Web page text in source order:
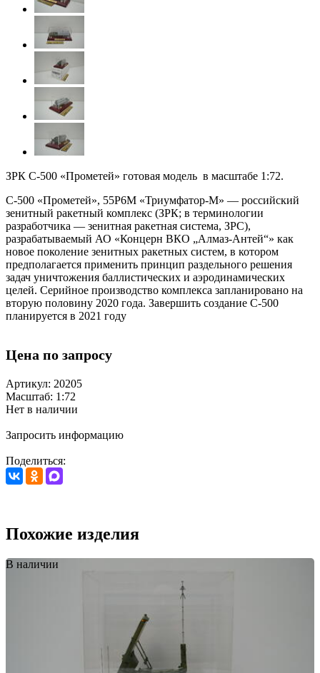
ЗРК С-500 «Прометей» готовая модель в масштабе 1:72.
С-500 «Прометей», 55Р6М «Триумфатор-М» — российский
зенитный ракетный комплекс (ЗРК; в терминологии
разработчика — зенитная ракетная система, ЗРС),
разрабатываемый АО «Концерн ВКО „Алмаз-Антей“» как
новое поколение зенитных ракетных систем, в котором
предполагается применить принцип раздельного решения
задач уничтожения баллистических и аэродинамических
целей. Серийное производство комплекса запланировано на
вторую половину 2020 года. Завершить создание С-500
планируется в 2021 году
Цена по запросу
Артикул: 20205
Масштаб: 1:72
Нет в наличии
Запросить информацию
Поделиться:
Похожие изделия
В наличии